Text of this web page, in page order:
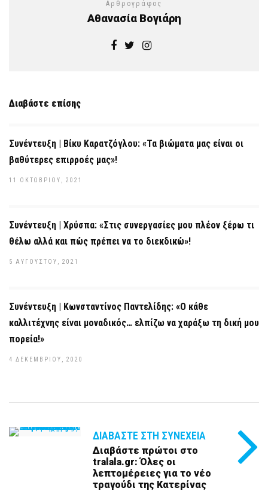
Αρθρογράφος
Αθανασία Βογιάρη
Διαβάστε επίσης
Συνέντευξη | Βίκυ Καρατζόγλου: «Τα βιώματα μας είναι οι
βαθύτερες επιρροές μας»!
11 ΟΚΤΩΒΡΊΟΥ, 2021
Συνέντευξη | Χρύσπα: «Στις συνεργασίες μου πλέον ξέρω τι
θέλω αλλά και πώς πρέπει να το διεκδικώ»!
5 ΑΥΓΟΎΣΤΟΥ, 2021
Συνέντευξη | Κωνσταντίνος Παντελίδης: «Ο κάθε
καλλιτέχνης είναι μοναδικός… ελπίζω να χαράξω τη δική μου
πορεία!»
4 ΔΕΚΕΜΒΡΊΟΥ, 2020
ΔΙΑΒΆΣΤΕ ΣΤΗ ΣΥΝΈΧΕΙΑ
Διαβάστε πρώτοι στο
tralala.gr: Όλες οι
λεπτομέρειες για το νέο
τραγούδι της Κατερίνας